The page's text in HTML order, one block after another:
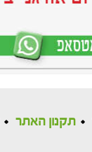
תקנון האתר